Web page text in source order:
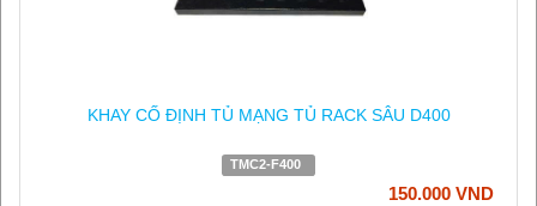
KHAY CỐ ĐỊNH TỦ MẠNG TỦ RACK SÂU D400
TMC2-F400
150.000 VND